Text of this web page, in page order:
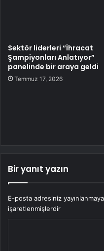
Sektör liderleri “İhracat
Şampiyonları Anlatıyor”
panelinde bir araya geldi
Temmuz 17, 2026
Bir yanıt yazın
E-posta adresiniz
işaretlenmişlerdir